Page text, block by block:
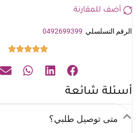
أضف للمقارنة
الرقم التسلسلي 0492699399
أسئلة شائعة
متى توصيل طلبي؟